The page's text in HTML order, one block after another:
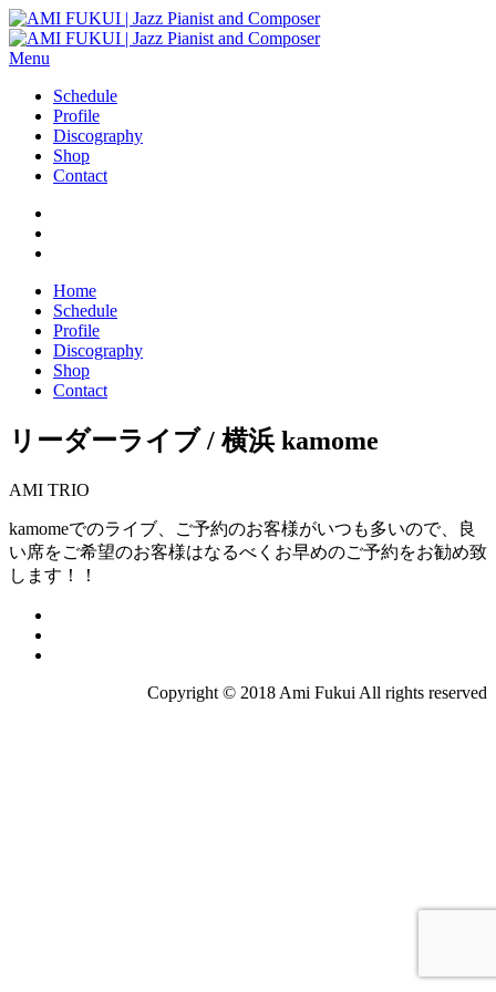
Menu
Schedule
Profile
Discography
Shop
Contact
Home
Schedule
Profile
Discography
Shop
Contact
リーダーライブ / 横浜 kamome
AMI TRIO
kamomeでのライブ、ご予約のお客様がいつも多いので、良
い席をご希望のお客様はなるべくお早めのご予約をお勧め致
します！！
Copyright © 2018 Ami Fukui All rights reserved